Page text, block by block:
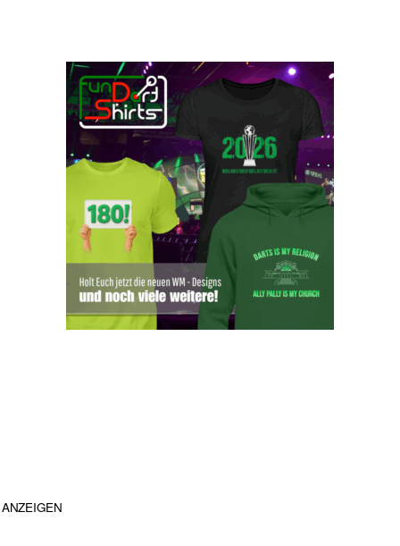
ANZEIGEN